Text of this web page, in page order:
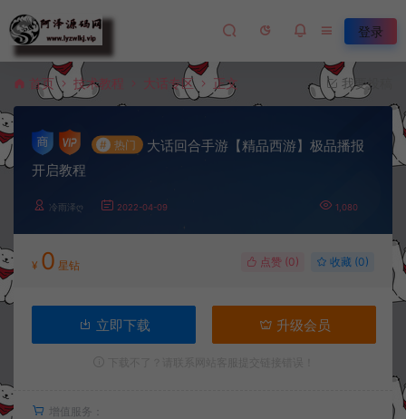
登录
首页 技术教程 大话专区 正文 我要投稿
# 热门
大话回合手游【精品西游】极品播报
开启教程
冷雨泽ღ 2022-04-09 1,080
¥ 0 星钻 点赞 (0) 收藏 (0)
立即下载 升级会员
增值服务：